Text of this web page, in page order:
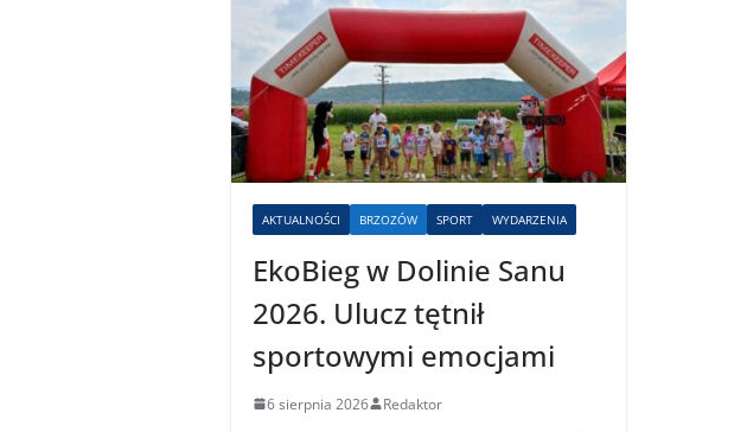
AKTUALNOŚCI BRZOZÓW SPORT WYDARZENIA
EkoBieg w Dolinie Sanu
2026. Ulucz tętnił
sportowymi emocjami
6 sierpnia 2026 Redaktor